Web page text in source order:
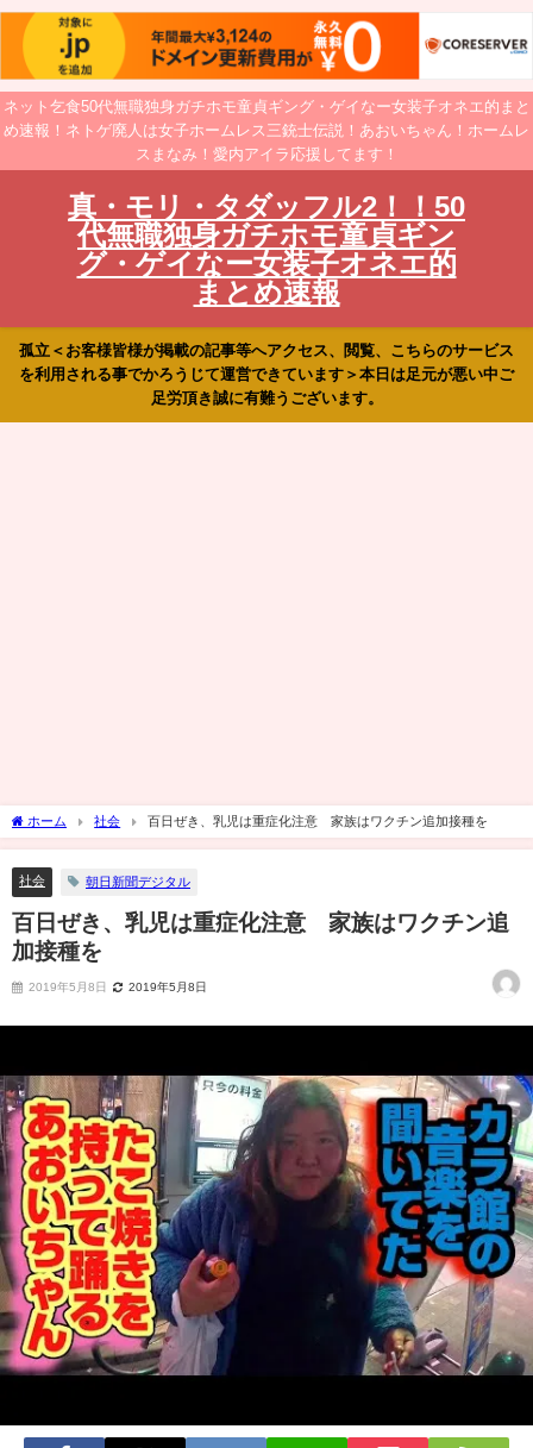
ネット乞食50代無職独身ガチホモ童貞ギング・ゲイなー女装子オネエ的まと
め速報！ネトゲ廃人は女子ホームレス三銃士伝説！あおいちゃん！ホームレ
スまなみ！愛内アイラ応援してます！
真・モリ・タダッフル2！！50
代無職独身ガチホモ童貞ギン
グ・ゲイなー女装子オネエ的
まとめ速報
孤立＜お客様皆様が掲載の記事等へアクセス、閲覧、こちらのサービス
を利用される事でかろうじて運営できています＞本日は足元が悪い中ご
足労頂き誠に有難うございます。
ホーム 社会 百日ぜき、乳児は重症化注意 家族はワクチン追加接種を
社会 朝日新聞デジタル
百日ぜき、乳児は重症化注意 家族はワクチン追
加接種を
2019年5月8日 2019年5月8日